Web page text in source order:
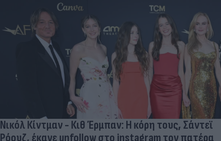
Νικόλ Κίντμαν - Κιθ Έρμπαν: Η κόρη τους, Σάντεϊ
Ρόουζ, έκανε unfollow στο instagram τον πατέρα